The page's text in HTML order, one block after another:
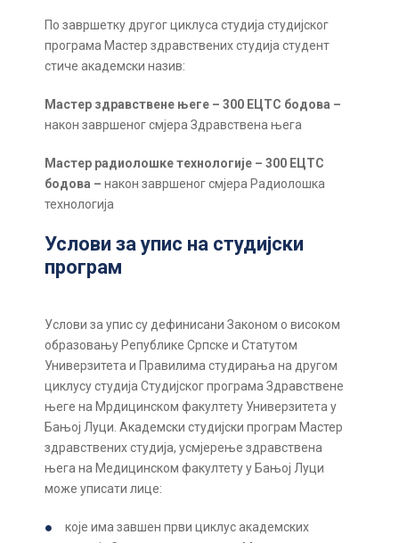
По завршетку другог циклуса студија студијског
програма Мастер здравствених студија студент
стиче академски назив:
Мастер здравствене његе – 300 ЕЦТС бодова –
након завршеног смјера Здравствена њега
Мастер радиолошке технологије – 300 ЕЦТС
бодова – након завршеног смјера Радиолошка
технологија
Услови за упис на студијски
програм
Услови за упис су дефинисани Законом о високом
образовању Републике Српске и Статутом
Универзитета и Правилима студирања на другом
циклусу студија Студијског програма Здравствене
његе на Мрдицинском факултету Универзитета у
Бањој Луци. Академски студијски програм Мастер
здравствених студија, усмјерење здравствена
њега на Медицинском факултету у Бањој Луци
може уписати лице:
које има завшен први циклус академских